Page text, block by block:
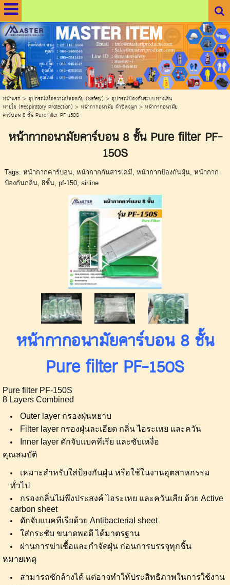
.
.
หน้าแรก> อุปกรณ์เพื่อความปลอดภัย (Safety) > อุปกรณ์ป้องกันระบบทางเดิน
หายใจ (Respiratory Protection) > หน้ากากอนามัย ผ้าปิดจมูก> หน้ากากอนามัย
คาร์บอน 8 ชั้น Pure filter PF-150S
หน้ากากอนามัยคาร์บอน 8 ชั้น Pure filter PF-
150S
Tags: หน้ากากคาร์บอน, หน้ากากกันสารเคมี หน้ากากป้องกันฝุ่น, หน้ากาก
ป้องกันกลิ่น, 8ชั้น, pf-150, airline
หน้ากากอนามัยคาร์บอน 8 ชั้น
Pure filter PF-150S
Pure filter PF-150S
8 Layers Combined
Outer layer กรองฝุ่นหยาบ
Filter layer กรองฝุ่นละเอียด กลิ่น ไอระเหย และควัน
Inner layer ดักจับแบคทีเรีย และซับเหงื่อ
คุณสมบัติ
เหมาะสำหรับใส่ป้องกันฝุ่น หรือใช้ในงานอุตสาหกรรม
ทั่วไป
กรองกลิ่นไม่พึงประสงค์ ไอระเหย และควันเสีย ด้วย Active
carbon sheet
ดักจับแบคทีเรียด้วย Antibacterial sheet
ใส่กระชับ ขนาดพอดี ได้มาตรฐาน
ผ่านการฆ่าเชื้อและกำจัดฝุ่น ก่อนการบรรจุทุกชิ้น
หมายเหตุ
สามารถซักล้างได้ แต่อาจทำให้ประสิทธิภาพในการใช้งาน